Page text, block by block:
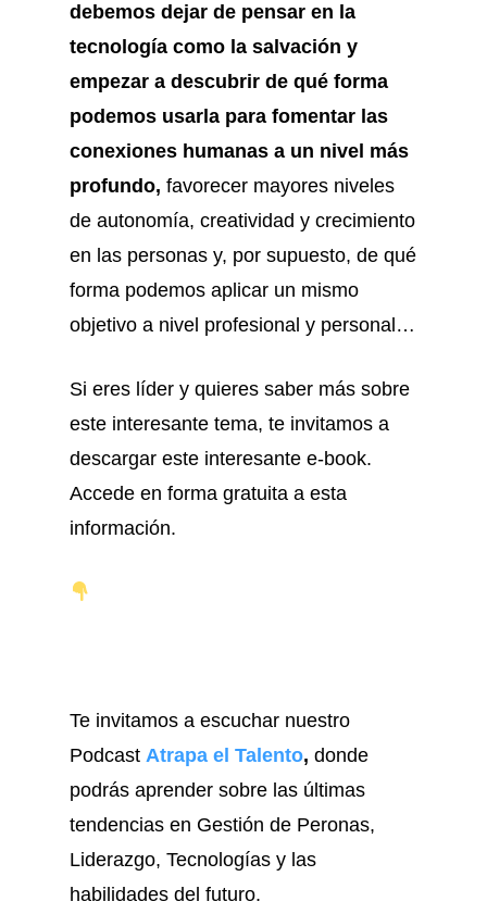
debemos dejar de pensar en la
tecnología como la salvación y
empezar a descubrir de qué forma
podemos usarla para fomentar las
conexiones humanas a un nivel más
profundo, favorecer mayores niveles
de autonomía, creatividad y crecimiento
en las personas y, por supuesto, de qué
forma podemos aplicar un mismo
objetivo a nivel profesional y personal…
Si eres líder y quieres saber más sobre
este interesante tema, te invitamos a
descargar este interesante e-book.
Accede en forma gratuita a esta
información.
Te invitamos a escuchar nuestro
Podcast Atrapa el Talento, donde
podrás aprender sobre las últimas
tendencias en Gestión de Peronas,
Liderazgo, Tecnologías y las
habilidades del futuro.